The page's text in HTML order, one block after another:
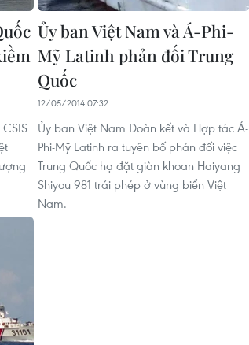
Ủy ban Việt Nam và Á-Phi-
Mỹ Latinh phản đối Trung
Quốc
12/05/2014 07:32
Ủy ban Việt Nam Đoàn kết và Hợp tác Á-
Phi-Mỹ Latinh ra tuyên bố phản đối việc
Trung Quốc hạ đặt giàn khoan Haiyang
Shiyou 981 trái phép ở vùng biển Việt
Nam.